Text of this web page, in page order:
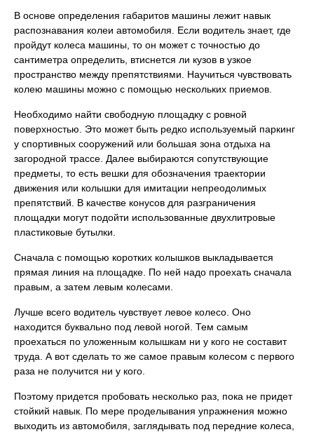
В основе определения габаритов машины лежит навык
распознавания колеи автомобиля. Если водитель знает, где
пройдут колеса машины, то он может с точностью до
сантиметра определить, втиснется ли кузов в узкое
пространство между препятствиями. Научиться чувствовать
колею машины можно с помощью нескольких приемов.
Необходимо найти свободную площадку с ровной
поверхностью. Это может быть редко используемый паркинг
у спортивных сооружений или большая зона отдыха на
загородной трассе. Далее выбираются сопутствующие
предметы, то есть вешки для обозначения траектории
движения или колышки для имитации непреодолимых
препятствий. В качестве конусов для разграничения
площадки могут подойти использованные двухлитровые
пластиковые бутылки.
Сначала с помощью коротких колышков выкладывается
прямая линия на площадке. По ней надо проехать сначала
правым, а затем левым колесами.
Лучше всего водитель чувствует левое колесо. Оно
находится буквально под левой ногой. Тем самым
проехаться по уложенным колышкам ни у кого не составит
труда. А вот сделать то же самое правым колесом с первого
раза не получится ни у кого.
Поэтому придется пробовать несколько раз, пока не придет
стойкий навык. По мере проделывания упражнения можно
выходить из автомобиля, заглядывать под передние колеса,